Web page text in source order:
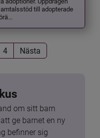
till adopterade
4 Nästa
om sitt barn
ge barnet en ny
befinner sig